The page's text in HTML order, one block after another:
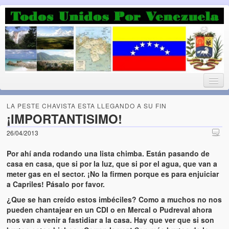
Luchando por la Democracia
Fuera el chavismo, la peor peste que le ha caido a esta tierra
Home
¡Bienvenido!
Todos Unidos por Venezuela te da la bienvenida a éste nuestro
Blog. (Todos Unidos por Venezuela welcomes you to our Blog)
Acerca de este blog (About this Blog)
LA PESTE CHAVISTA ESTA LLEGANDO A SU FIN
¡IMPORTANTISIMO!
26/04/2013
Por ahí anda rodando una lista chimba. Están pasando de
casa en casa, que si por la luz, que si por el agua, que van a
meter gas en el sector. ¡No la firmen porque es para enjuiciar
a Capriles! Pásalo por favor.
¿Que se han creído estos imbéciles? Como a muchos no nos
pueden chantajear en un CDI o en Mercal o Pudreval ahora
nos van a venir a fastidiar a la casa. Hay que ver que si son